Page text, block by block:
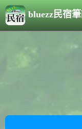
bluezz民宿